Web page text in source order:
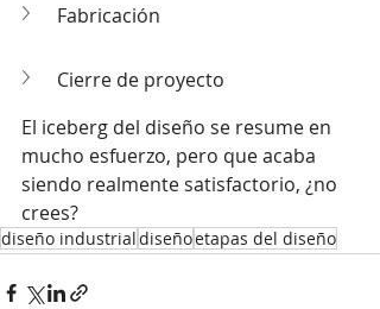
Fabricación
Cierre de proyecto
El iceberg del diseño se resume en
mucho esfuerzo, pero que acaba
siendo realmente satisfactorio, ¿no
crees?
diseño industrialdiseñoetapas del diseño